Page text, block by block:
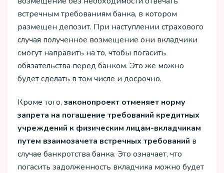
встречным требованиям банка, в котором
размещен депозит. При наступлении страхового
случая полученное возмещение они вкладчики
смогут направить на то, чтобы погасить
обязательства перед банком. Это же можно
будет сделать в том числе и досрочно.
Кроме того,законопроект отменяет норму
запрета на погашение требований кредитных
учреждений к физическим лицам-вкладчикам
путем взаимозачета встречных требований в
случае банкротства банка. Это означает, что
погасить задолженность вкладчика можно будет